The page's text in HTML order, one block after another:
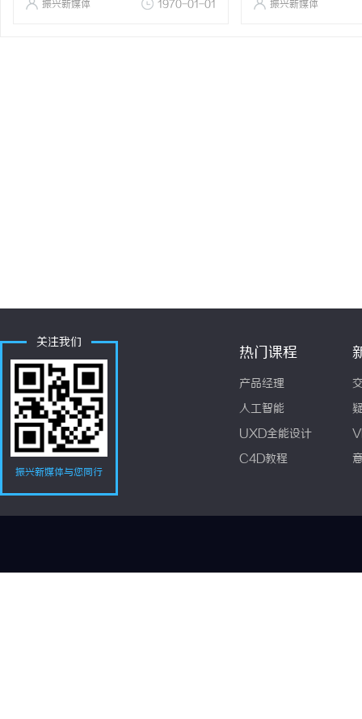
振兴新媒体 1970-01-01 振兴新媒体
关注我们
振兴新媒体与您同行
热门课程
产品经理
人工智能
UXD全能设计
C4D教程